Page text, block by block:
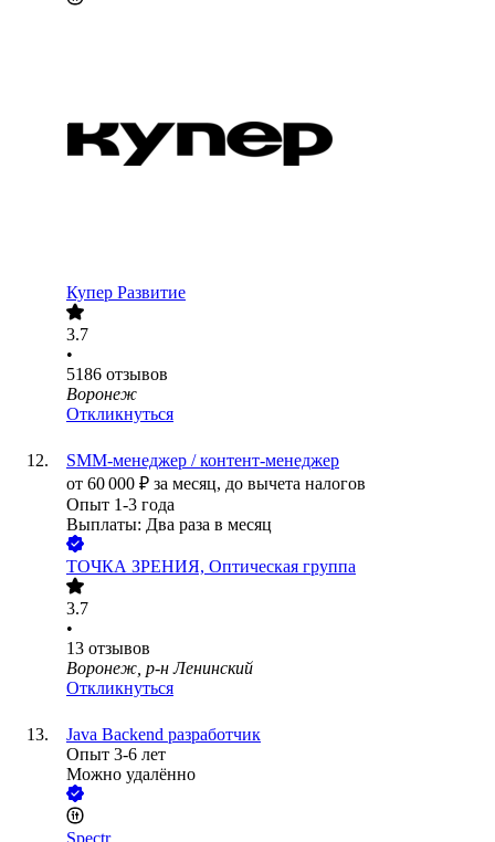
Купер Развитие
3.7
•
5186 отзывов
Воронеж
Откликнуться
SMM-менеджер / контент-менеджер
от 60 000 ₽ за месяц, до вычета налогов
Опыт 1-3 года
Выплаты: Два раза в месяц
ТОЧКА ЗРЕНИЯ, Оптическая группа
3.7
•
13 отзывов
Воронеж, р-н Ленинский
Откликнуться
Java Backend разработчик
Опыт 3-6 лет
Можно удалённо